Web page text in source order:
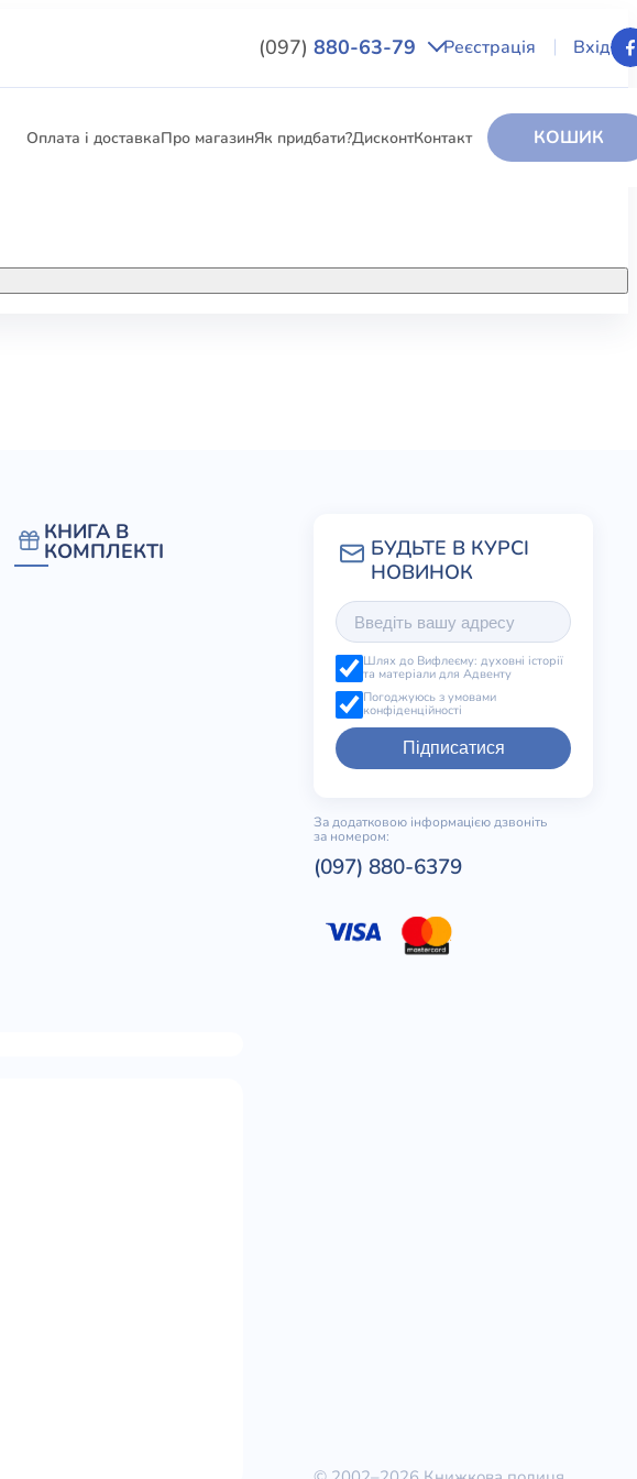
(097) 880-63-79 Реєстрація Вхід
Оплата і доставкаПро магазинЯк придбати?ДисконтКонтакт КОШИК
ЕЛЕКТРОННІ КНИГИ
КНИГА В
КОМПЛЕКТІ
Шлях до Вифлеєму: духовні історії
та матеріали для Адвенту
Погоджуюсь з умовами
конфіденційності
Підписатися
За додатковою інформацією дзвоніть
за номером:
(097) 880-6379